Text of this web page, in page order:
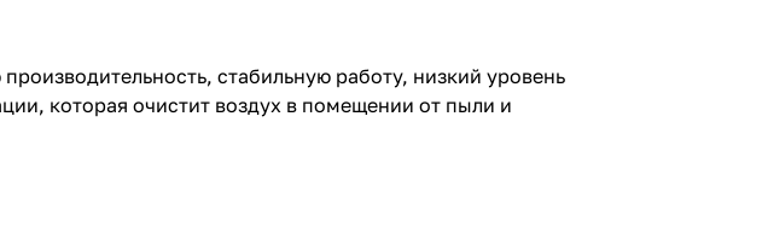
стабильную работу, низкий уровень
которая очистит воздух в помещении от пыли и